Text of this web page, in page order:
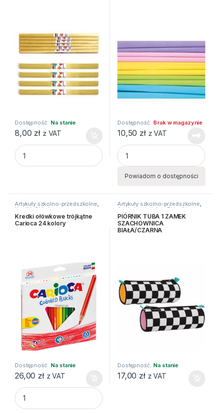
Dostępność: Na stanie
8,00 zł z VAT
BIBULA METALC MAR 50X100CM ZLOTA STARPAK quantity
Dostępność: Brak w magazynie
10,50 zł z VAT
BIBUŁA MARSZCZONA
Powiadom o dostępności
Artykuły szkolno-przedszkolne,
Kredki Ołówkowe
Kredki ołówkowe trójkątne
Carioca 24 kolory
Dostępność: Na stanie
26,00 zł z VAT
Kredki ołówkowe trójkątne Carioca 24 kolory quantity
Artykuły szkolno-przedszkolne,
Artykuły tekstylne Piórniki
PIÓRNIK TUBA 1 ZAMEK
SZACHOWNICA
BIAŁA/CZARNA
Dostępność: Na stanie
17,00 zł z VAT